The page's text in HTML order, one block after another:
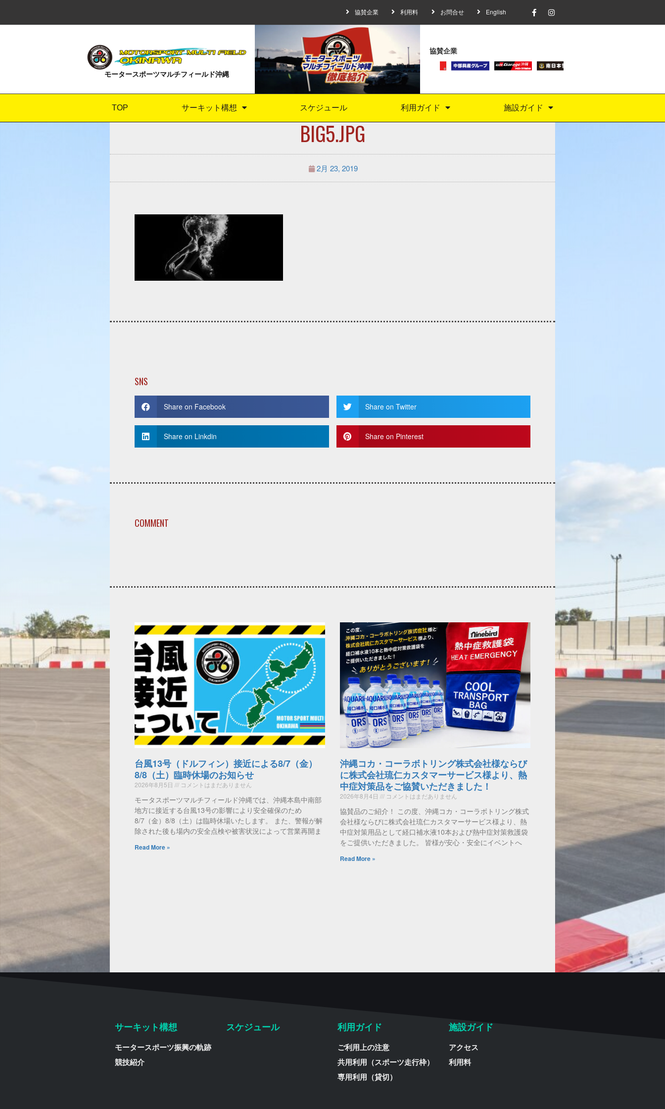
協賛企業 利用料 お問合せ English
モータースポーツマルチフィールド沖縄
協賛企業
TOP サーキット構想 スケジュール 利用ガイド 施設ガイド
BIG5.JPG
2月 23, 2019
SNS
Share on Facebook Share on Twitter
Share on Linkdin Share on Pinterest
COMMENT
台風13号（ドルフィン）接近による8/7（金）
8/8（土）臨時休場のお知らせ
2026年8月5日 コメントはまだありません
モータスポーツマルチフィールド沖縄では、沖縄本島中南部
地方に接近する台風13号の影響により安全確保のため
8/7（金）8/8（土）は臨時休場いたします。 また、警報が解
除された後も場内の安全点検や被害状況によって営業再開ま
Read More »
沖縄コカ・コーラボトリング株式会社様ならび
に株式会社琉仁カスタマーサービス様より、熱
中症対策品をご協賛いただきました！
2026年8月4日 コメントはまだありません
協賛品のご紹介！ この度、沖縄コカ・コーラボトリング株式
会社様ならびに株式会社琉仁カスタマーサービス様より、熱
中症対策用品として経口補水液10本および熱中症対策救護袋
をご提供いただきました。 皆様が安心・安全にイベントへ
Read More »
サーキット構想
モータースポーツ振興の軌跡
競技紹介
スケジュール 利用ガイド
ご利用上の注意
共用利用（スポーツ走行枠）
専用利用（貸切）
施設ガイド
アクセス
利用料